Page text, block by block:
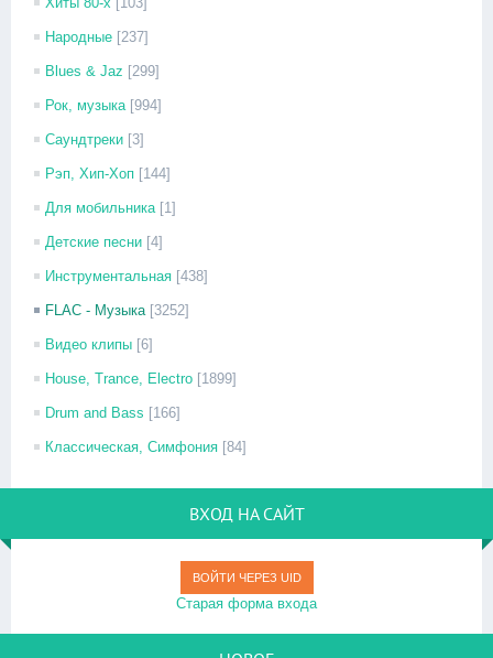
Народные [237]
Blues & Jaz [299]
Рок, музыка [994]
Саундтреки [3]
Рэп, Хип-Хоп [144]
Для мобильника [1]
Детские песни [4]
Инструментальная [438]
FLAC - Музыка [3252]
Видео клипы [6]
House, Trance, Electro [1899]
Drum and Bass [166]
Классическая, Симфония [84]
ВХОД НА САЙТ
ВОЙТИ ЧЕРЕЗ UID
Старая форма входа